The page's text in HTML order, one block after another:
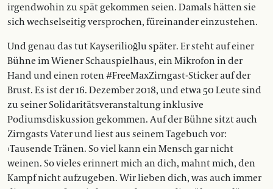
irgendwohin zu spät gekommen seien. Damals hätten sie
sich wechselseitig versprochen, füreinander einzustehen.
Und genau das tut Kayserilioğlu später. Er steht auf einer
Bühne im Wiener Schauspielhaus, ein Mikrofon in der
Hand und einen roten #FreeMaxZirngast-Sticker auf der
Brust. Es ist der 16. Dezember 2018, und etwa 50 Leute sind
zu seiner Solidaritätsveranstaltung inklusive
Podiumsdiskussion gekommen. Auf der Bühne sitzt auch
Zirngasts Vater und liest aus seinem Tagebuch vor:
›Tausende Tränen. So viel kann ein Mensch gar nicht
weinen. So vieles erinnert mich an dich, mahnt mich, den
Kampf nicht aufzugeben. Wir lieben dich, was auch immer